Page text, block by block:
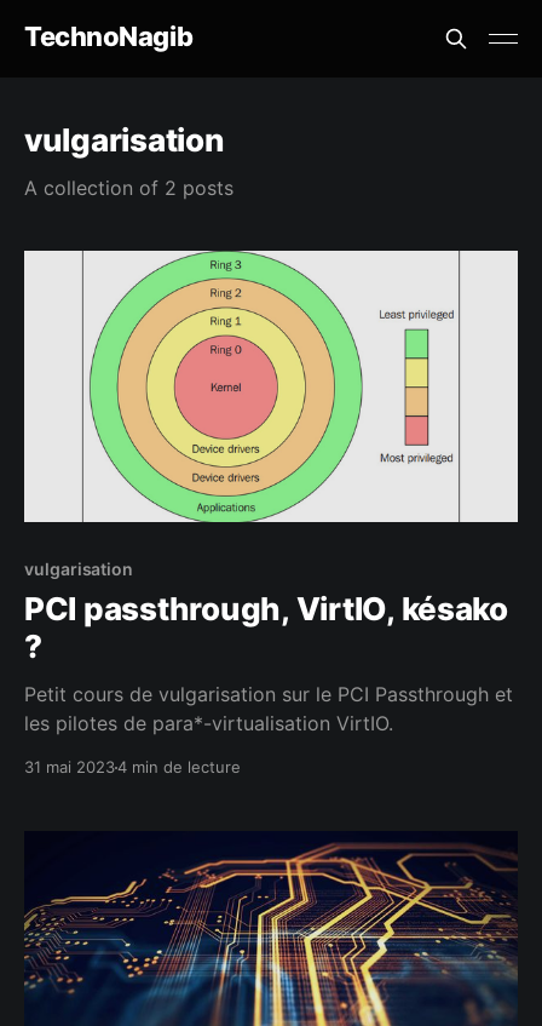
TechnoNagib
vulgarisation
A collection of 2 posts
vulgarisation
PCI passthrough, VirtIO, késako
?
Petit cours de vulgarisation sur le PCI Passthrough et
les pilotes de para*-virtualisation VirtIO.
31 mai 20234 min de lecture